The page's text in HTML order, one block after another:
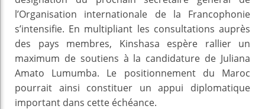
l’Organisation internationale de la Francophonie
s’intensifie. En multipliant les consultations auprès
des pays membres, Kinshasa espère rallier un
maximum de soutiens à la candidature de Juliana
Amato Lumumba. Le positionnement du Maroc
pourrait ainsi constituer un appui diplomatique
important dans cette échéance.